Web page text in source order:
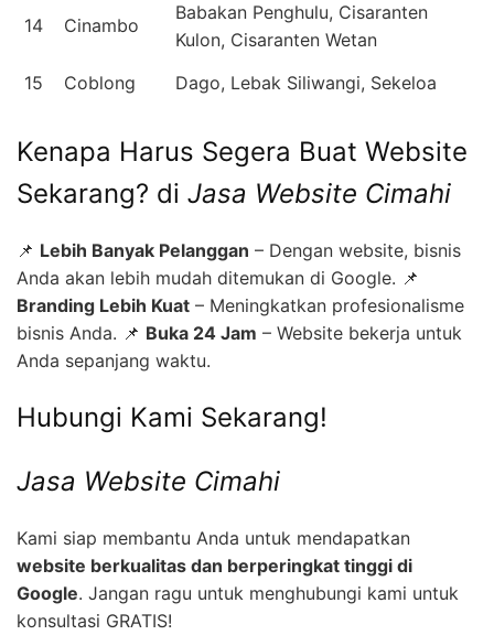
14 Cinambo
Babakan Penghulu, Cisaranten
Kulon, Cisaranten Wetan
15
Coblong Dago, Lebak Siliwangi, Sekeloa
Kenapa Harus Segera Buat Website
Sekarang? di Jasa Website Cimahi
📌 Lebih Banyak Pelanggan – Dengan website, bisnis
Anda akan lebih mudah ditemukan di Google. 📌
Branding Lebih Kuat – Meningkatkan profesionalisme
bisnis Anda. 📌 Buka 24 Jam – Website bekerja untuk
Anda sepanjang waktu.
Hubungi Kami Sekarang!
Jasa Website Cimahi
Kami siap membantu Anda untuk mendapatkan
website berkualitas dan berperingkat tinggi di
Google. Jangan ragu untuk menghubungi kami untuk
konsultasi GRATIS!